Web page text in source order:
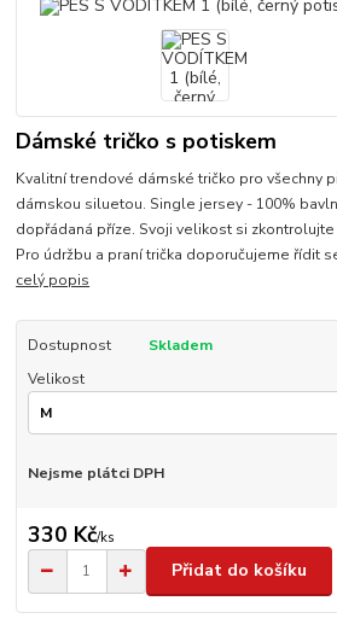
Dámské tričko s potiskem
Kvalitní trendové dámské tričko pro všechny
dámskou siluetou. Single jersey - 100%
dopřádaná příze. Svoji velikost si zkontrolujte
Pro údržbu a praní trička doporučujeme řídit
celý popis
Dostupnost
Skladem
Velikost
Nejsme plátci DPH
330 Kč/ks
Přidat do košíku